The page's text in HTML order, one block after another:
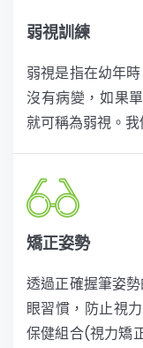
弱視訓練
弱視是指在幼年
沒有病變，如果
就可稱為弱視。
矯正姿勢
透過正確握筆姿
眼習慣，防止視
保健組合(視力矯